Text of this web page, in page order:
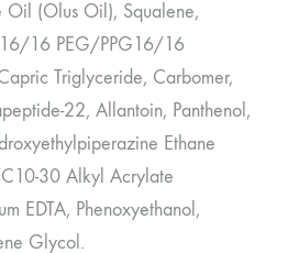
(Olus Oil), Squalene,
16/16 PEG/PPG16/16
Triglyceride, Carbomer,
22, Allantoin, Panthenol,
Ethane
30 Alkyl Acrylate
EDTA, Phenoxyethanol,
Glycol.